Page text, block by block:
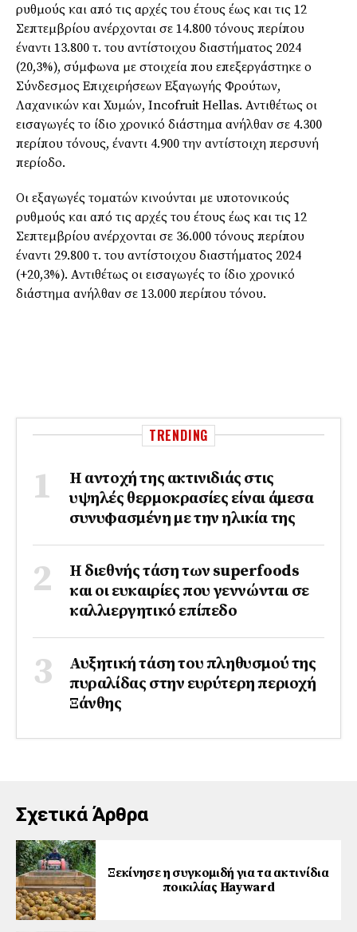
ρυθμούς και από τις αρχές του έτους έως και τις 12
Σεπτεμβρίου ανέρχονται σε 14.800 τόνους περίπου
έναντι 13.800 τ. του αντίστοιχου διαστήματος 2024
(20,3%), σύμφωνα με στοιχεία που επεξεργάστηκε ο
Σύνδεσμος Επιχειρήσεων Εξαγωγής Φρούτων,
Λαχανικών και Χυμών, Incofruit Hellas. Αντιθέτως οι
εισαγωγές το ίδιο χρονικό διάστημα ανήλθαν σε 4.300
περίπου τόνους, έναντι 4.900 την αντίστοιχη περσυνή
περίοδο.
Οι εξαγωγές τοματών κινούνται με υποτονικούς
ρυθμούς και από τις αρχές του έτους έως και τις 12
Σεπτεμβρίου ανέρχονται σε 36.000 τόνους περίπου
έναντι 29.800 τ. του αντίστοιχου διαστήματος 2024
(+20,3%). Αντιθέτως οι εισαγωγές το ίδιο χρονικό
διάστημα ανήλθαν σε 13.000 περίπου τόνου.
TRENDING
Η αντοχή της ακτινιδιάς στις
υψηλές θερμοκρασίες είναι άμεσα
συνυφασμένη με την ηλικία της
Η διεθνής τάση των superfoods
και οι ευκαιρίες που γεννώνται σε
καλλιεργητικό επίπεδο
Αυξητική τάση του πληθυσμού της
πυραλίδας στην ευρύτερη περιοχή
Ξάνθης
Σχετικά Άρθρα
Ξεκίνησε η συγκομιδή για τα ακτινίδια
ποικιλίας Hayward